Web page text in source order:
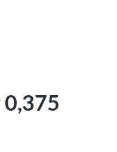
0,375